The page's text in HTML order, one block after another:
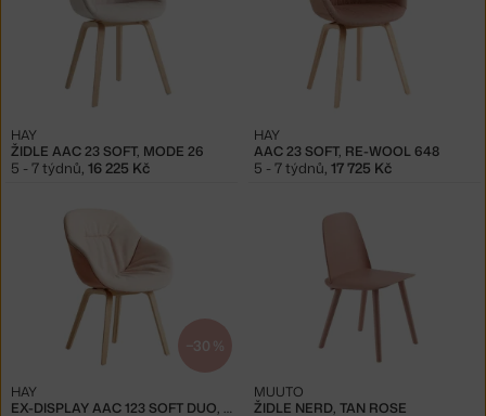
ŽIDLE AAC 23 SOFT, MODE 26
HAY
5 - 7 týdnů, 16 225 Kč
AAC 23 SOFT, RE-WOOL 648
HAY
5 - 7 týdnů, 17 725 Kč
−30 %
EX-DISPLAY AAC 123 SOFT DUO, MATT OAK/MODE 026 LOLA ROSE
HAY
ŽIDLE NERD, TAN ROSE
MUUTO